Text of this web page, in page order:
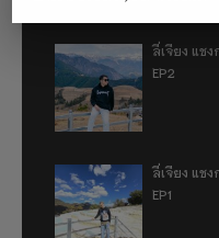
ลี่เจียง แช
EP2
ลี่เจียง แช
EP1